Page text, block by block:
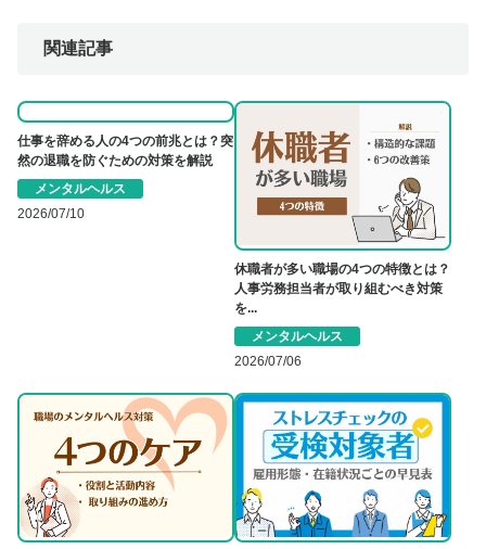
関連記事
仕事を辞める人の4つの前兆とは？突
然の退職を防ぐための対策を解説
メンタルヘルス
2026/07/10
休職者が多い職場の4つの特徴とは？
人事労務担当者が取り組むべき対策
を...
メンタルヘルス
2026/07/06